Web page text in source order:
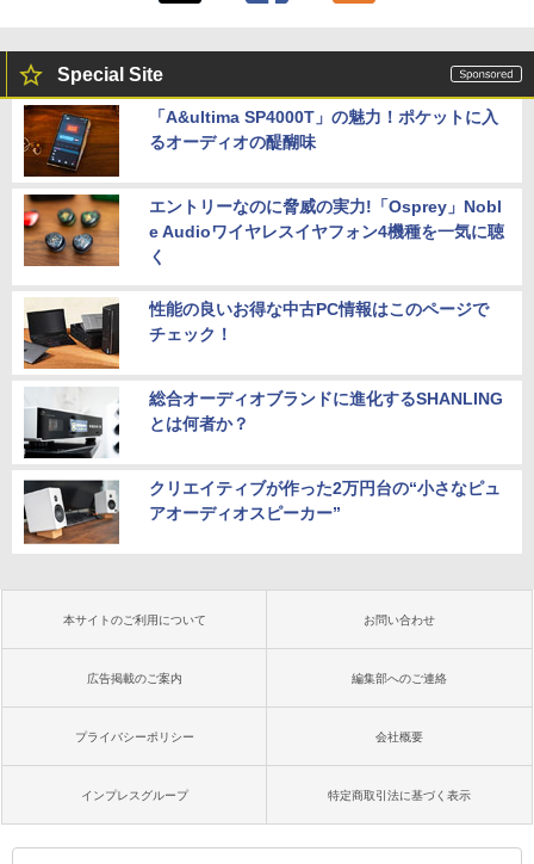
Special Site
「A&ultima SP4000T」の魅力！ポケットに入
るオーディオの醍醐味
エントリーなのに脅威の実力!「Osprey」Nobl
e Audioワイヤレスイヤフォン4機種を一気に聴
く
性能の良いお得な中古PC情報はこのページで
チェック！
総合オーディオブランドに進化するSHANLING
とは何者か？
クリエイティブが作った2万円台の“小さなピュ
アオーディオスピーカー”
本サイトのご利用について お問い合わせ
広告掲載のご案内 編集部へのご連絡
プライバシーポリシー 会社概要
インプレスグループ 特定商取引法に基づく表示